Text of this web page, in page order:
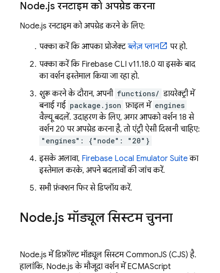
Node.js रनटाइम को अपग्रेड करना
Node.js रनटाइम को अपग्रेड करने के लिए:
पक्का करें कि आपका प्रोजेक्टब्लेज़ प्लान
पर हो.
पक्का करें कि Firebase CLI v11.18.0 या इसके बाद
का वर्शन इस्तेमाल किया जा रहा हो.
शुरू करने के दौरान, अपनी functions/ डायरेक्ट्री में
बनाई गई package.json फ़ाइल में engines
वैल्यू बदलें. उदाहरण के लिए, अगर आपको वर्शन 18 से
वर्शन 20 पर अपग्रेड करना है, तो एंट्री ऐसी दिखनी चाहिए:
"engines": {"node": "20"}
इसके अलावा, Firebase Local Emulator Suiteका
इस्तेमाल करके, अपने बदलावों की जांच करें.
सभी फ़ंक्शन फिर से डिप्लॉय करें.
Node.js मॉड्यूल सिस्टम चुनना
Node.js में डिफ़ॉल्ट मॉड्यूल सिस्टम CommonJS (CJS) है.
हालांकि, Node.js के मौजूदा वर्शन में ECMAScript